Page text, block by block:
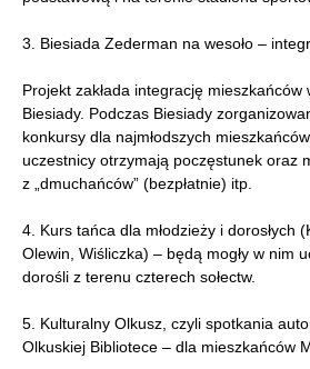
3. Biesiada Zederman na wesoło –
Projekt zakłada integrację
Biesiady. Podczas Biesiady
konkursy dla najmłodszych
uczestnicy otrzymają poczęstunek oraz
z „dmuchańców” (bezpłatnie) itp.
4. Kurs tańca dla młodzieży i dorosłych
Olewin, Wiśliczka) – będą mogły w nim
dorośli z terenu czterech sołectw.
5. Kulturalny Olkusz, czyli spotkania
Olkuskiej Bibliotece – dla mieszkańców